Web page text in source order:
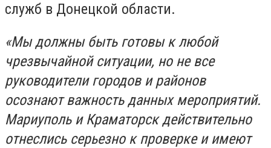
служб в Донецкой области.
«Мы должны быть готовы к любой
чрезвычайной ситуации, но не все
руководители городов и районов
осознают важность данных мероприятий.
Мариуполь и Краматорск действительно
отнеслись серьезно к проверке и имеют